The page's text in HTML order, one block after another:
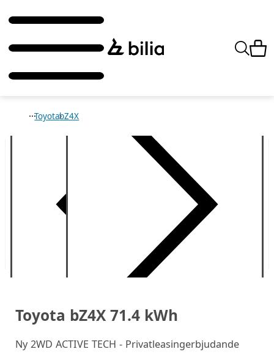
ToyotabZ4X
Toyota bZ4X 71.4 kWh
Ny2WD ACTIVE TECH - Privatleasingerbjudande